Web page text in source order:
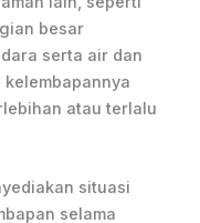
besar
serta air dan
atau terlalu
situasi
selama